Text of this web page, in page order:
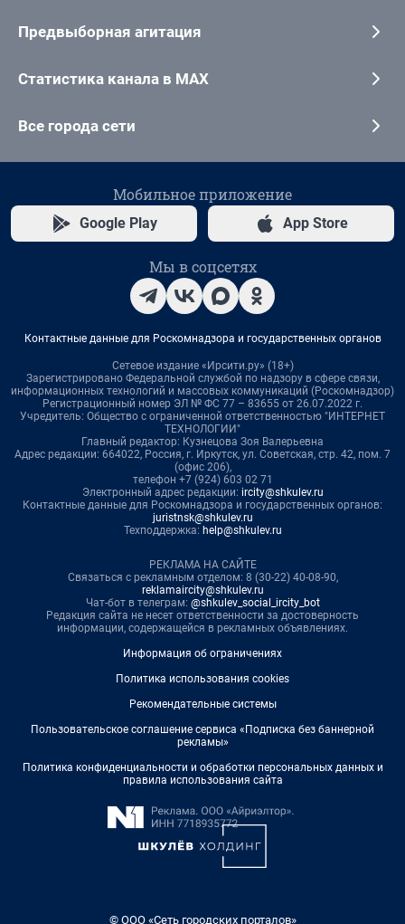
Предвыборная агитация
Статистика канала в MAX
Все города сети
Мобильное приложение
Google Play App Store
Мы в соцсетях
Контактные данные для Роскомнадзора и государственных органов
Сетевое издание «Ирсити.ру» (18+)
Зарегистрировано Федеральной службой по надзору в сфере связи,
информационных технологий и массовых коммуникаций (Роскомнадзор)
Регистрационный номер ЭЛ № ФС 77 – 83655 от 26.07.2022 г.
Учредитель: Общество с ограниченной ответственностью "ИНТЕРНЕТ
ТЕХНОЛОГИИ"
Главный редактор: Кузнецова Зоя Валерьевна
Адрес редакции: 664022, Россия, г. Иркутск, ул. Советская, стр. 42, пом. 7
(офис 206),
телефон +7 (924) 603 02 71
Электронный адрес редакции: ircity@shkulev.ru
Контактные данные для Роскомнадзора и государственных органов:
juristnsk@shkulev.ru
Техподдержка: help@shkulev.ru
РЕКЛАМА НА САЙТЕ
Связаться с рекламным отделом: 8 (30-22) 40-08-90,
reklamaircity@shkulev.ru
Чат-бот в телеграм: @shkulev_social_ircity_bot
Редакция сайта не несет ответственности за достоверность
информации, содержащейся в рекламных объявлениях.
Информация об ограничениях
Политика использования cookies
Рекомендательные системы
Пользовательское соглашение сервиса «Подписка без баннерной
рекламы»
Политика конфиденциальности и обработки персональных данных и
правила использования сайта
© ООО «Сеть городских порталов»